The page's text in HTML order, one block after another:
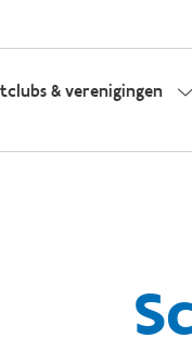
& verenigingen